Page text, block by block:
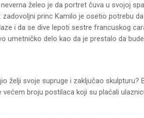
želeo je da portret čuva u svojoj
princ Kamilo je osetio potrebu
i da se dive lepoti sestre francuskog
umetničko delo kao da je prestalo da
želji svoje supruge i zaključao skulpturu?
broju postilaca koji su plaćali